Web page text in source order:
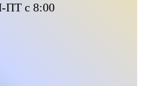
ПТ с 8:00